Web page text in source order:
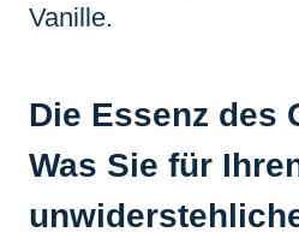
Vanille.
Die Essenz des
Was Sie für